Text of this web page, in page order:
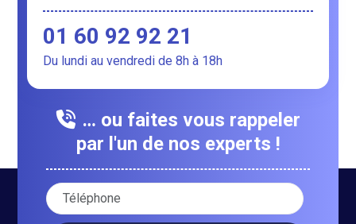
01 60 92 92 21
Du lundi au vendredi de 8h à 18h
… ou faites vous rappeler
par l'un de nos experts !